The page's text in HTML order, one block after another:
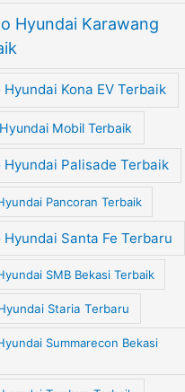
Hyundai Karawang
Hyundai Kona EV Terbaik
Mobil Terbaik
Hyundai Palisade Terbaik
Pancoran Terbaik
Hyundai Santa Fe Terbaru
SMB Bekasi Terbaik
Staria Terbaru
Summarecon Bekasi